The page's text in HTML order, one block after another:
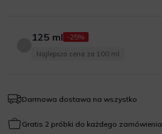
125 ml
125 ml -25%
Najlepsza cena za 100 ml
Darmowa dostawa na wszystko
Gratis 2 próbki do każdego zamówienia